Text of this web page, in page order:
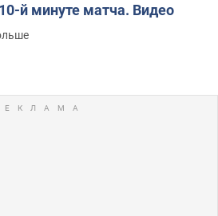
й минуте матча. Видео